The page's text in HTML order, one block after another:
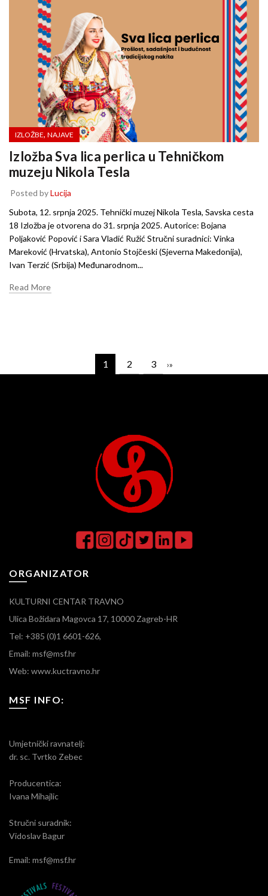
IZLOŽBE, NAJAVE
Izložba Sva lica perlica u Tehničkom
muzeju Nikola Tesla
Posted byLucija
Subota, 12. srpnja 2025. Tehnički muzej Nikola Tesla, Savska cesta
18 Izložba je otvorena do 31. srpnja 2025. Autorice: Bojana
Poljaković Popović i Sara Vladić Ružić Stručni suradnici: Vinka
Mareković (Hrvatska), Antonio Stojčeski (Sjeverna Makedonija),
Ivan Terzić (Srbija) Međunarodnom...
Read More
1 2 3 ›»
ORGANIZATOR
KULTURNI CENTAR TRAVNO
Ulica Božidara Magovca 17, 10000 Zagreb-HR
Tel: +385 (0)1 6601-626,
Email: msf@msf.hr
Web: www.kuctravno.hr
MSF INFO:
Umjetnički ravnatelj:
dr. sc. Tvrtko Zebec
Producentica:
Ivana Mihajlic
Stručni suradnik:
Vidoslav Bagur
Email: msf@msf.hr